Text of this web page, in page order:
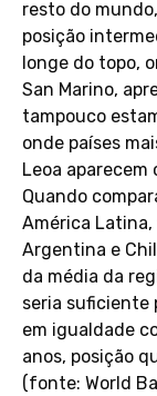
resto do
posição
longe do topo,
San Marino,
tampouco
onde países
Leoa aparecem
Quando
América Latina,
Argentina e
da média da
seria suficiente
em igualdade
anos, posição
(fonte: World